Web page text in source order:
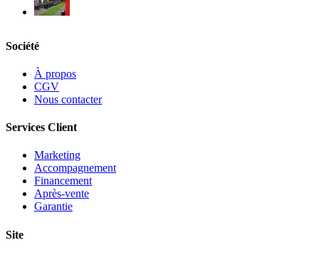
Société
À propos
CGV
Nous contacter
Services Client
Marketing
Accompagnement
Financement
Après-vente
Garantie
Site